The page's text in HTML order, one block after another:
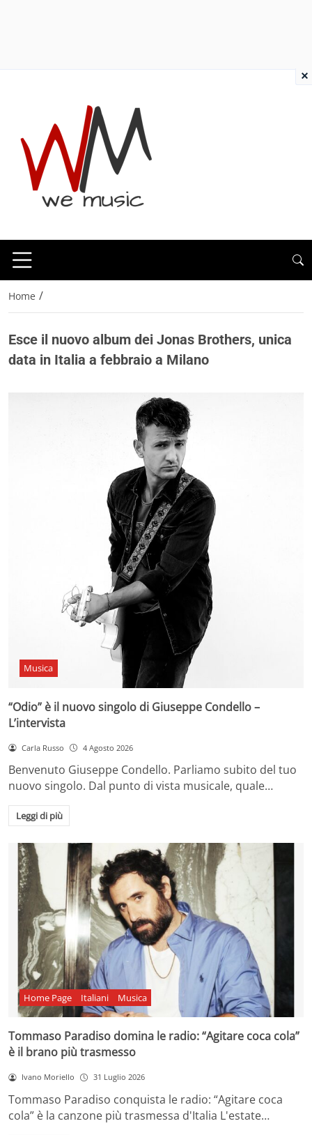
Home /
Esce il nuovo album dei Jonas Brothers, unica
data in Italia a febbraio a Milano
Musica
“Odio” è il nuovo singolo di Giuseppe Condello –
L’intervista
Carla Russo 4 Agosto 2026
Benvenuto Giuseppe Condello. Parliamo subito del tuo
nuovo singolo. Dal punto di vista musicale, quale…
Leggi di più
Home Page Italiani Musica
Tommaso Paradiso domina le radio: “Agitare coca cola”
è il brano più trasmesso
Ivano Moriello 31 Luglio 2026
Tommaso Paradiso conquista le radio: “Agitare coca
cola” è la canzone più trasmessa d'Italia L'estate…
×